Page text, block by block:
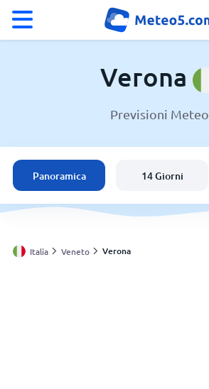
Italia
Svizzera
Le mie località
Verona
Previsioni Meteo
Panoramica 14 Giorni
Italia Veneto Verona